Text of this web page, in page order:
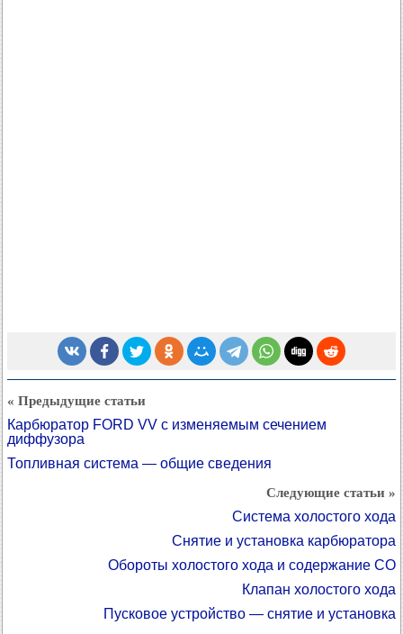
« Предыдущие статьи
Карбюратор FORD VV с изменяемым сечением
диффузора
Топливная система — общие сведения
Следующие статьи »
Система холостого хода
Снятие и установка карбюратора
Обороты холостого хода и содержание СО
Клапан холостого хода
Пусковое устройство — снятие и установка